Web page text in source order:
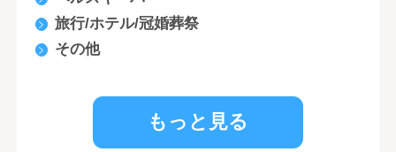
旅行/ホテル/冠婚葬祭
その他
もっと見る